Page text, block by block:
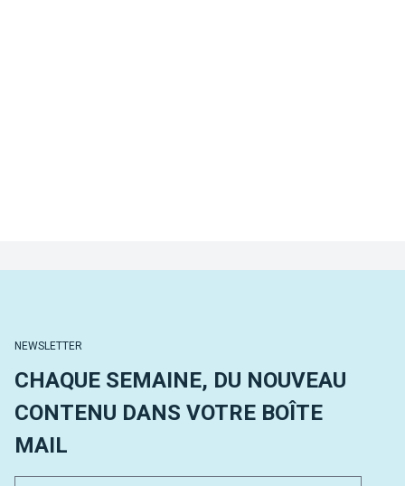
NEWSLETTER
CHAQUE SEMAINE, DU NOUVEAU
CONTENU DANS VOTRE BOÎTE
MAIL